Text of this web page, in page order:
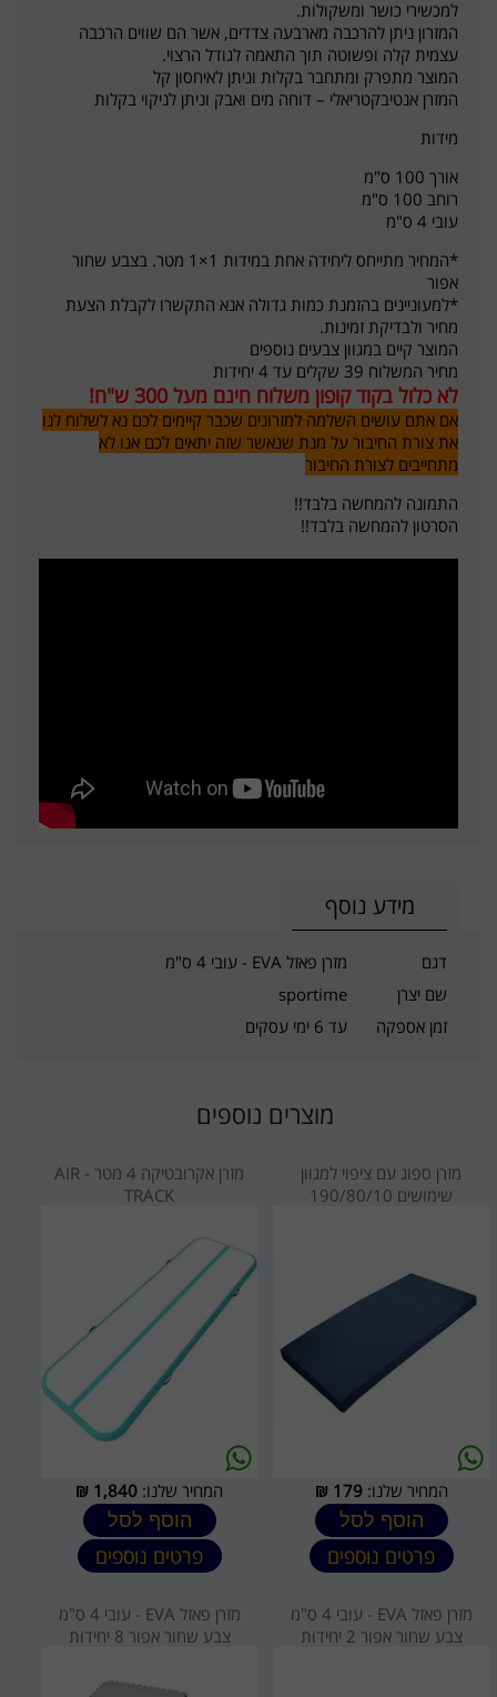
למכשירי כושר ומשקולות.
המזרון ניתן להרכבה מארבעה צדדים, אשר הם שווים הרכבה
עצמית קלה ופשוטה תוך התאמה לגודל הרצוי.
המוצר מתפרק ומתחבר בקלות וניתן לאיחסון קל
המזרן אנטיבקטריאלי – דוחה מים ואבק וניתן לניקוי בקלות
מידות
אורך 100 ס"מ
רוחב 100 ס"מ
עובי 4 ס"מ
*המחיר מתייחס ליחידה אחת במידות 1×1 מטר. בצבע שחור
אפור
*למעוניינים בהזמנת כמות גדולה אנא התקשרו לקבלת הצעת
מחיר ולבדיקת זמינות.
המוצר קיים במגוון צבעים נוספים
מחיר המשלוח 39 שקלים עד 4 יחידות
לא כלול בקוד קופון משלוח חינם מעל 300 ש"ח!
אם אתם עושים השלמה למזרונים שכבר קיימים לכם נא לשלוח לנו
את צורת החיבור על מנת שנאשר שזה יתאים לכם אנו לא
מתחייבים לצורת החיבור
התמונה להמחשה בלבד!!
הסרטון להמחשה בלבד!!
מידע נוסף
דגם
מזרן פאזל EVA - עובי 4 ס"מ
שם יצרן
sportime
זמן אספקה
עד 6 ימי עסקים
מוצרים נוספים
מזרן ספוג עם ציפוי למגוון
שימושים 190/80/10
המחיר שלנו:179
₪
הוסף לסל
פרטים נוספים
מזרן אקרובטיקה 4 מטר - AIR
TRACK
המחיר שלנו: 1,840
₪
הוסף לסל
פרטים נוספים
מזרן פאזל EVA - עובי 4 ס"מ
צבע שחור אפור 2 יחידות
מזרן פאזל EVA - עובי 4 ס"מ
צבע שחור אפור 8 יחידות